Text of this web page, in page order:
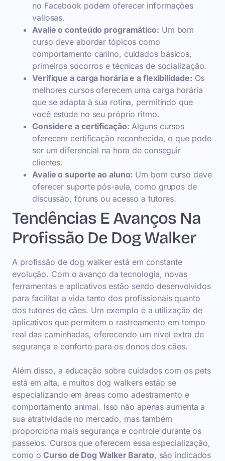
no Facebook podem oferecer informações
valiosas.
Avalie o conteúdo programático: Um bom
curso deve abordar tópicos como
comportamento canino, cuidados básicos,
primeiros socorros e técnicas de socialização.
Verifique a carga horária e a flexibilidade: Os
melhores cursos oferecem uma carga horária
que se adapta à sua rotina, permitindo que
você estude no seu próprio ritmo.
Considere a certificação: Alguns cursos
oferecem certificação reconhecida, o que pode
ser um diferencial na hora de conseguir
clientes.
Avalie o suporte ao aluno: Um bom curso deve
oferecer suporte pós-aula, como grupos de
discussão, fóruns ou acesso a tutores.
Tendências E Avanços Na
Profissão De Dog Walker
A profissão de dog walker está em constante
evolução. Com o avanço da tecnologia, novas
ferramentas e aplicativos estão sendo desenvolvidos
para facilitar a vida tanto dos profissionais quanto
dos tutores de cães. Um exemplo é a utilização de
aplicativos que permitem o rastreamento em tempo
real das caminhadas, oferecendo um nível extra de
segurança e conforto para os donos dos cães.
Além disso, a educação sobre cuidados com os pets
está em alta, e muitos dog walkers estão se
especializando em áreas como adestramento e
comportamento animal. Isso não apenas aumenta a
sua atratividade no mercado, mas também
proporciona mais segurança e controle durante os
passeios. Cursos que oferecem essa especialização,
como oCurso de Dog Walker Barato, são indicados